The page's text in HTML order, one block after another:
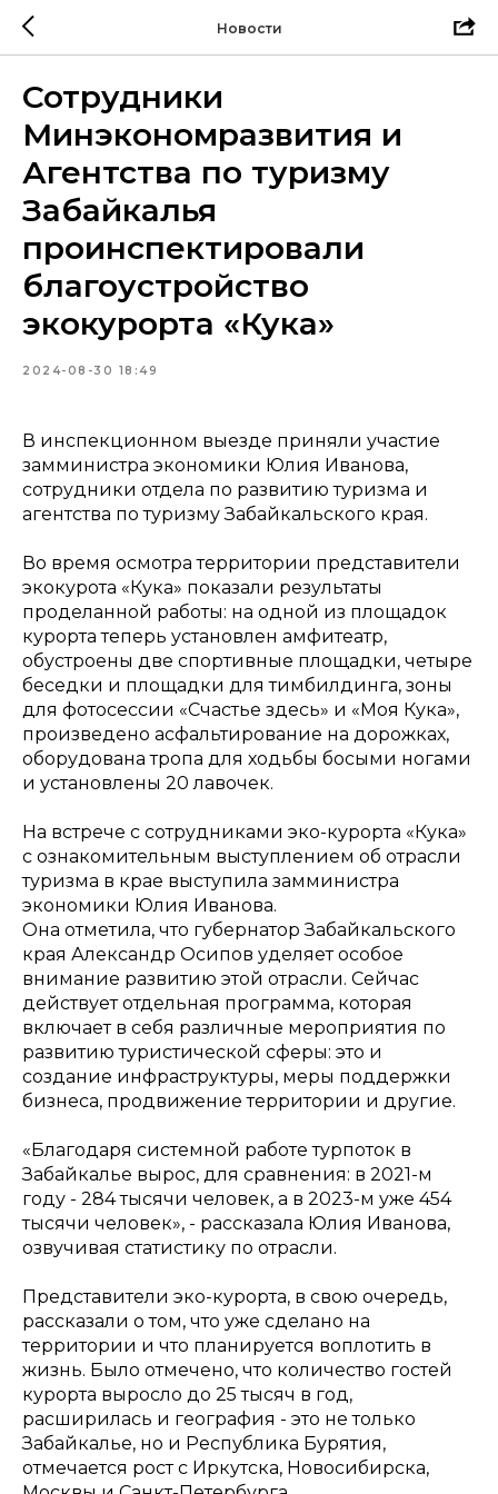
Новости
Сотрудники
Минэкономразвития и
Агентства по туризму
Забайкалья
проинспектировали
благоустройство
экокурорта «Кука»
2024-08-30 18:49
В инспекционном выезде приняли участие
замминистра экономики Юлия Иванова,
сотрудники отдела по развитию туризма и
агентства по туризму Забайкальского края.
Во время осмотра территории представители
экокурота «Кука» показали результаты
проделанной работы: на одной из площадок
курорта теперь установлен амфитеатр,
обустроены две спортивные площадки, четыре
беседки и площадки для тимбилдинга, зоны
для фотосессии «Счастье здесь» и «Моя Кука»,
произведено асфальтирование на дорожках,
оборудована тропа для ходьбы босыми ногами
и установлены 20 лавочек.
На встрече с сотрудниками эко-курорта «Кука»
с ознакомительным выступлением об отрасли
туризма в крае выступила замминистра
экономики Юлия Иванова.
Она отметила, что губернатор Забайкальского
края Александр Осипов уделяет особое
внимание развитию этой отрасли. Сейчас
действует отдельная программа, которая
включает в себя различные мероприятия по
развитию туристической сферы: это и
создание инфраструктуры, меры поддержки
бизнеса, продвижение территории и другие.
«Благодаря системной работе турпоток в
Забайкалье вырос, для сравнения: в 2021-м
году - 284 тысячи человек, а в 2023-м уже 454
тысячи человек», - рассказала Юлия Иванова,
озвучивая статистику по отрасли.
Представители эко-курорта, в свою очередь,
рассказали о том, что уже сделано на
территории и что планируется воплотить в
жизнь. Было отмечено, что количество гостей
курорта выросло до 25 тысяч в год,
расширилась и география - это не только
Забайкалье, но и Республика Бурятия,
отмечается рост с Иркутска, Новосибирска,